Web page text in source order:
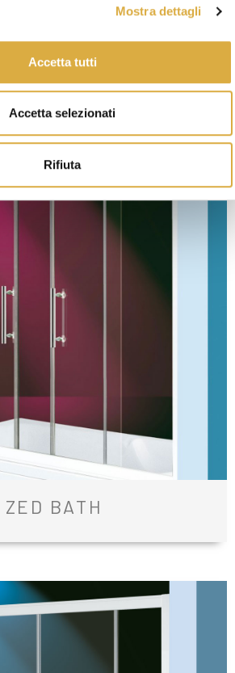
Mostra dettagli
Accetta tutti
Accetta selezionati
Rifiuta
BLOOM BATH
ZED BATH